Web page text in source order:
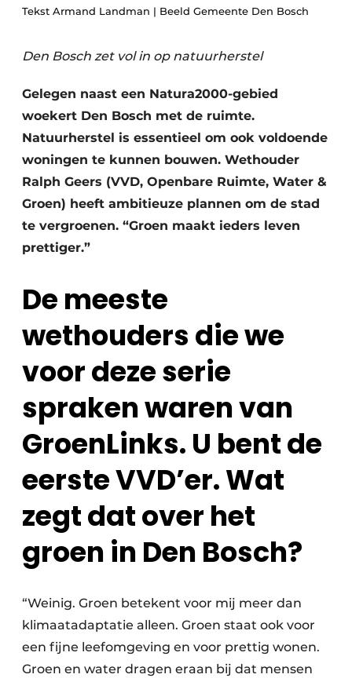
Save the Date
Video’s
Tekst Armand Landman | Beeld Gemeente Den Bosch
Den Bosch zet vol in op natuurherstel
Gelegen naast een Natura2000-gebied
woekert Den Bosch met de ruimte.
Natuurherstel is essentieel om ook voldoende
woningen te kunnen bouwen. Wethouder
Ralph Geers (VVD, Openbare Ruimte, Water &
Groen) heeft ambitieuze plannen om de stad
te vergroenen. “Groen maakt ieders leven
prettiger.”
De meeste
wethouders die we
voor deze serie
spraken waren van
GroenLinks. U bent de
eerste VVD’er. Wat
zegt dat over het
groen in Den Bosch?
“Weinig. Groen betekent voor mij meer dan
klimaatadaptatie alleen. Groen staat ook voor
een fijne leefomgeving en voor prettig wonen.
Groen en water dragen eraan bij dat mensen